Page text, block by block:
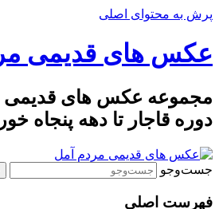
پرش به محتوای اصلی
عکس های قدیمی
مجموعه عکس های قدیمی
دوره قاجار تا دهه پنجاه
جست‌وجو
فهرست اصلی